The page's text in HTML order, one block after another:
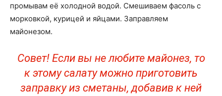
промывам её холодной водой. Смешиваем фасоль с
морковкой, курицей и яйцами. Заправляем
майонезом.
Совет! Если вы не любите майонез, то
к этому салату можно приготовить
заправку из сметаны, добавив к ней